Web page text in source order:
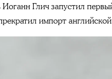
Глич запустил
импорт